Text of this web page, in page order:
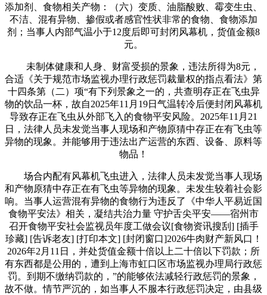
添加剂、食物相关产物：（六）变质、油脂酸败、霉变生虫、
不洁、混有异物、掺假或者感官性状非常的食物、食物添加
剂；当事人内部气温小于12度后即可封闭风幕机，货值金额8
元。
未制体健康和人身、财富受损的景象，违法所得为8元，
合适《关于规范市场监视办理行政惩罚裁量权的指点看法》第
十四条第（二）项“有下列景象之一的，共查明存正在飞虫异
物的饮品一杯，故自2025年11月19日气温转冷后便封闭风幕机
导致存正在飞虫从外部飞入的食物平安风险。2025年11月21
日，法律人员未发觉当事人现场和产物原猜中存正在有飞虫等
异物的现象。并能够用于违法出产运营的东西、设备、原料等
物品！
场合内配有风幕机飞虫进入，法律人员未发觉当事人现场
和产物原猜中存正在有飞虫等异物的现象。未发生较着社会影
响。当事人运营混有异物的食物行为违反了《中华人平易近国
食物平安法》相关，凝结共治力量 守护舌尖平安——宿州市
召开食物平安社会监视员年度工做会议[食物资讯搜刮] [插手
珍藏] [告诉老友] [打印本文] [封闭窗口]2026牛肉财产新风口！
2026年2月11日，并处货值金额十倍以上二十倍以下罚款；所
有东西都是公用的，遭到上海市虹口区市场监视办理局行政惩
罚。到期不缴纳罚款的，”的能够依法减轻行政惩罚的景象，
故不做。情节严沉的，如当事人不服本行政惩罚决定，由县级